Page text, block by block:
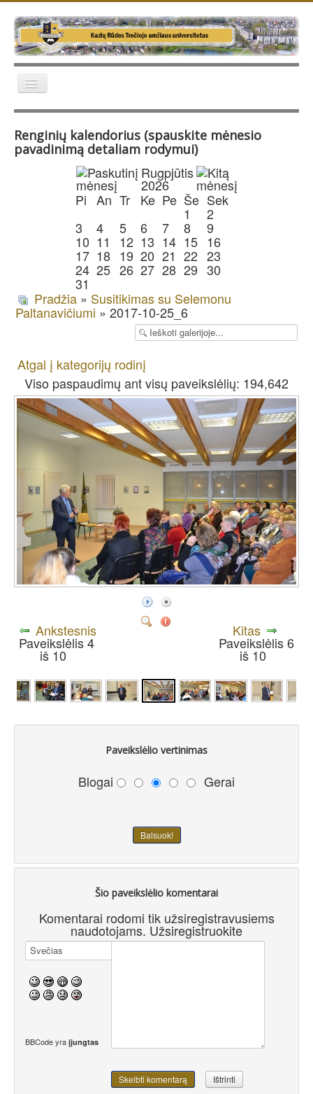
Naujienos
Apie TAU
Apie TAU žiniasklaidoje
Renginių kalendorius (spauskite mėnesio
pavadinimą detaliam rodymui)
Rugpjūtis
2026
Pi An Tr Ke Pe Še Sek
1 2
3 4 5 6 7 8 9
10 11 12 13 14 15 16
17 18 19 20 21 22 23
24 25 26 27 28 29 30
31
Pradžia » Susitikimas su Selemonu
Paltanavičiumi » 2017-10-25_6
Atgal į kategorijų rodinį
Viso paspaudimų ant visų paveikslėlių: 194,642
Ankstesnis
Paveikslėlis 4
iš 10
Kitas
Paveikslėlis 6
iš 10
Paveikslėlio vertinimas
Blogai Gerai
Šio paveikslėlio komentarai
Komentarai rodomi tik užsiregistravusiems
naudotojams. Užsiregistruokite
BBCode yraįjungtas